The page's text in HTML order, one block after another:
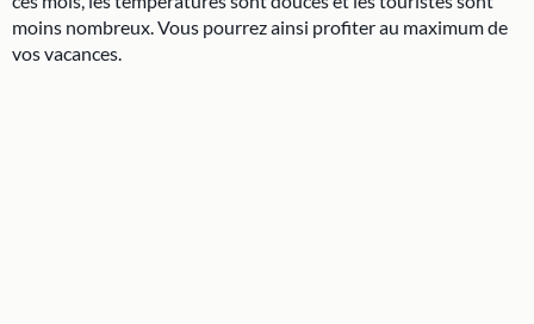
moins nombreux. Vous pourrez ainsi profiter au maximum de
vos vacances.